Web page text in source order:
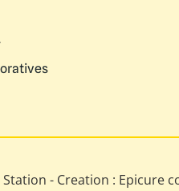
- Creation : Epicure